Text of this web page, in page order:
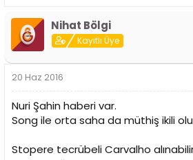
Nihat Bölgi
Kayıtlı Üye
20 Haz 2016
Nuri Şahin haberi var.
Song ile orta saha da müthiş ikili
Stopere tecrübeli Carvalho